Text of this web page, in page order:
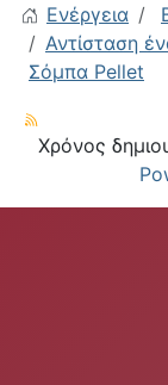
Ενέργεια
Αντίσταση
Σόμπα Pellet
Χρόνος